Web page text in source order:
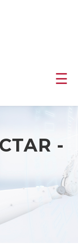
☰
-